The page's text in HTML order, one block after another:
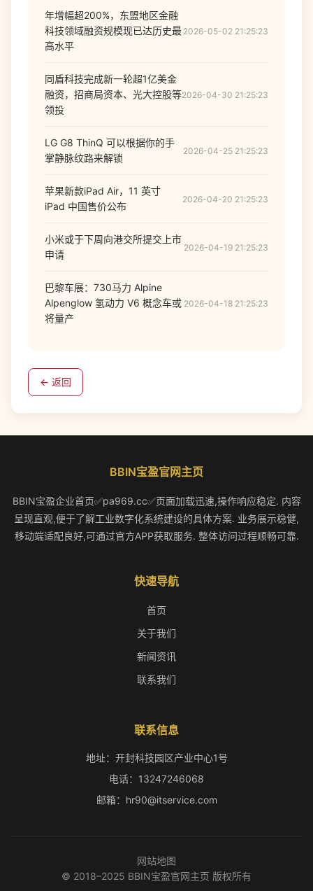
年增幅超200%，东盟地区金融
科技领域融资规模现已达历史最
高水平
2026-05-02 21:25:23
同盾科技完成新一轮超1亿美金
融资，招商局资本、光大控股等
领投
2026-04-30 21:25:23
LG G8 ThinQ 可以根据你的手
掌静脉纹路来解锁
2026-04-25 21:25:23
苹果新款iPad Air，11 英寸
iPad 中国售价公布
2026-04-20 21:25:23
小米或于下周向港交所提交上市
申请
2026-04-19 21:25:23
巴黎车展：730马力 Alpine
Alpenglow 氢动力 V6 概念车或
将量产
2026-04-18 21:25:23
← 返回
BBIN宝盈官网主页
BBIN宝盈企业首页✅pa969.cc✅页面加载迅速,操作响应稳定. 内容
呈现直观,便于了解工业数字化系统建设的具体方案. 业务展示稳健,
移动端适配良好,可通过官方APP获取服务. 整体访问过程顺畅可靠.
快速导航
首页
关于我们
新闻资讯
联系我们
联系信息
地址：开封科技园区产业中心1号
电话：13247246068
邮箱：hr90@itservice.com
网站地图
© 2018–2025 BBIN宝盈官网主页 版权所有